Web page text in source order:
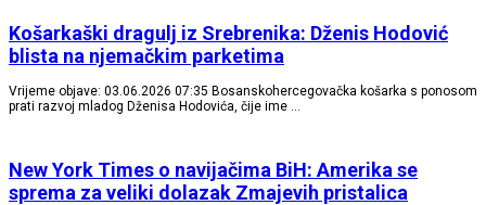
Košarkaški dragulj iz Srebrenika: Dženis Hodović
blista na njemačkim parketima
Vrijeme objave: 03.06.2026 07:35 Bosanskohercegovačka košarka s ponosom
prati razvoj mladog Dženisa Hodovića, čije ime …
New York Times o navijačima BiH: Amerika se
sprema za veliki dolazak Zmajevih pristalica